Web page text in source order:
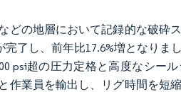
どの地層において記録的な破砕
了し、前年比17.6%増となり
psi超の圧力定格と高度なシー
業員を輸出し、リグ時間を短